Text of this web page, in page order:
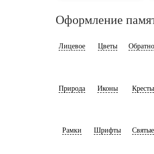
Оформление
Лицевое Цветы
Природа Иконы Кресты
Рамки Шрифты Святые